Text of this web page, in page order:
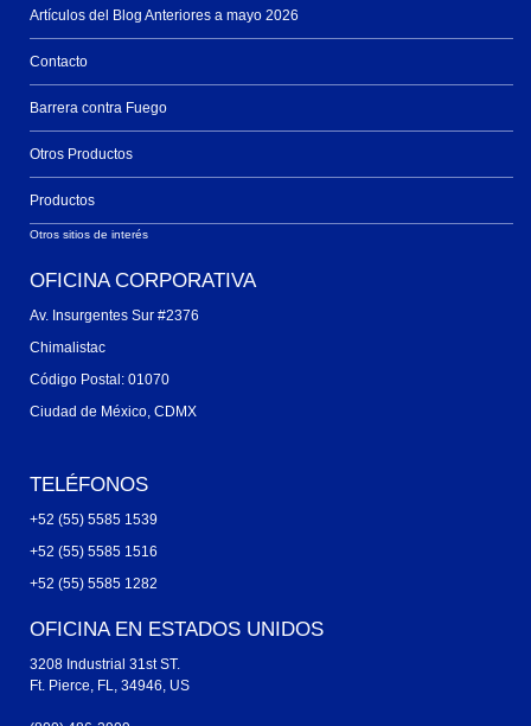
Artículos del Blog Anteriores a mayo 2026
Contacto
Barrera contra Fuego
Otros Productos
Productos
Otros sitios de interés
OFICINA CORPORATIVA
Av. Insurgentes Sur #2376
Chimalistac
Código Postal: 01070
Ciudad de México, CDMX
TELÉFONOS
+52 (55) 5585 1539
+52 (55) 5585 1516
+52 (55) 5585 1282
OFICINA EN ESTADOS UNIDOS
3208 Industrial 31st ST.
Ft. Pierce, FL, 34946, US